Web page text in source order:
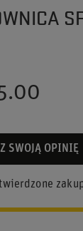
SWOJĄ OPINIĘ